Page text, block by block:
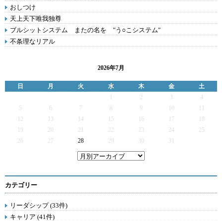
おしつけ
天上天下唯我独尊
ブルシットシステム またの名を "う○こシステム"
不条理なリアル
2026年7月
日 月 火 水 木 金
土
2 3
4
5
6 7 9
12
13 14 15 16 17
19
20 21 22 23 24
25
26
27 28 29 30 31
カテゴリー
リーダシップ (33件)
キャリア (41件)